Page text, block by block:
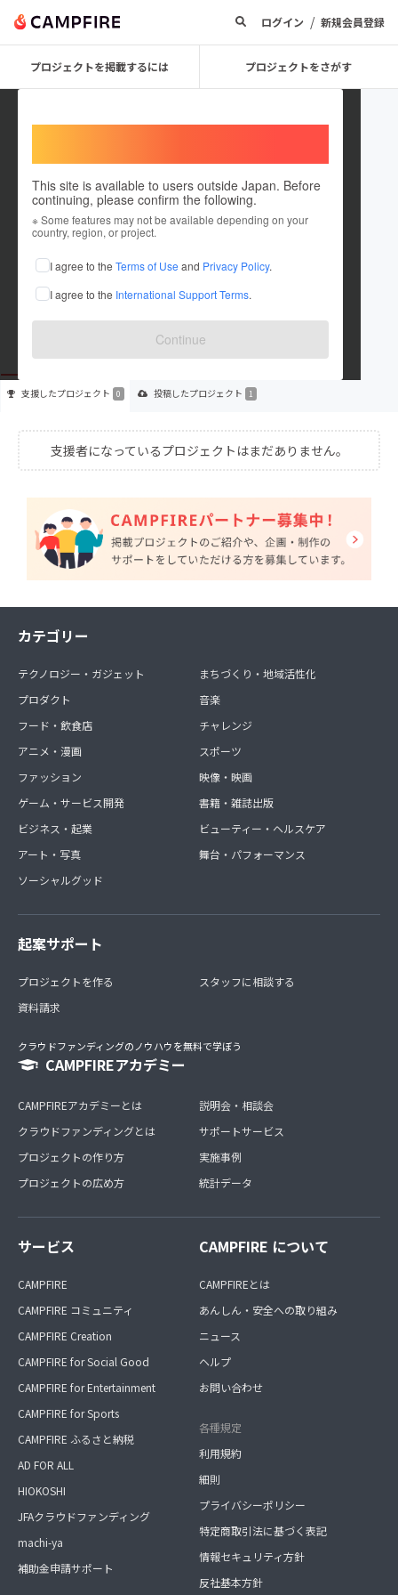
ログイン / 新規会員登録
プロジェクトを掲載するには プロジェクトをさがす
This site is available to users outside Japan. Before
continuing, please confirm the following.
※ Some features may not be available depending on your
country, region, or project.
I agree to the Terms of Use and Privacy Policy.
I agree to the International Support Terms.
Continue
ピースアクション実行委員会
これまでに1件のプロジェクトを投稿しています
在住国：日本 現在地：未設定
出身国：日本 出身地：未設定
支援したプロジェクト 0 投稿したプロジェクト 1
支援者になっているプロジェクトはまだありません。
カテゴリー
テクノロジー・ガジェット
プロダクト
フード・飲食店
アニメ・漫画
ファッション
ゲーム・サービス開発
ビジネス・起業
アート・写真
ソーシャルグッド
まちづくり・地域活性化
音楽
チャレンジ
スポーツ
映像・映画
書籍・雑誌出版
ビューティー・ヘルスケア
舞台・パフォーマンス
起案サポート
プロジェクトを作る
資料請求
スタッフに相談する
クラウドファンディングのノウハウを無料で学ぼう
CAMPFIREアカデミー
CAMPFIREアカデミーとは
クラウドファンディングとは
プロジェクトの作り方
プロジェクトの広め方
説明会・相談会
サポートサービス
実施事例
統計データ
サービス
CAMPFIRE
CAMPFIRE コミュニティ
CAMPFIRE Creation
CAMPFIRE for Social Good
CAMPFIRE for Entertainment
CAMPFIRE for Sports
CAMPFIRE ふるさと納税
AD FOR ALL
HIOKOSHI
JFAクラウドファンディング
machi-ya
補助金申請サポート
CAMPFIRE について
CAMPFIREとは
あんしん・安全への取り組み
ニュース
ヘルプ
お問い合わせ
各種規定
利用規約
細則
プライバシーポリシー
特定商取引法に基づく表記
情報セキュリティ方針
反社基本方針